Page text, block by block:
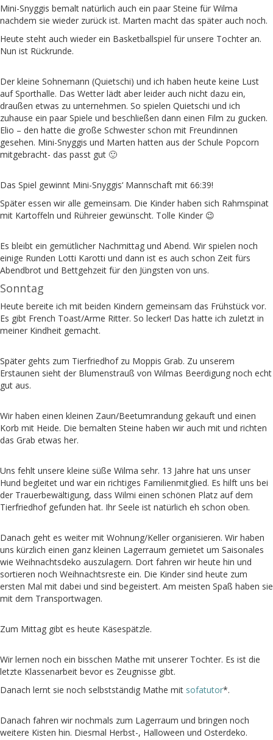
Mini-Snyggis bemalt natürlich auch ein paar Steine für Wilma
nachdem sie wieder zurück ist. Marten macht das später auch noch.
Heute steht auch wieder ein Basketballspiel für unsere Tochter an.
Nun ist Rückrunde.
Der kleine Sohnemann (Quietschi) und ich haben heute keine Lust
auf Sporthalle. Das Wetter lädt aber leider auch nicht dazu ein,
draußen etwas zu unternehmen. So spielen Quietschi und ich
zuhause ein paar Spiele und beschließen dann einen Film zu gucken.
Elio – den hatte die große Schwester schon mit Freundinnen
gesehen. Mini-Snyggis und Marten hatten aus der Schule Popcorn
mitgebracht- das passt gut 🙂
Das Spiel gewinnt Mini-Snyggis‘ Mannschaft mit 66:39!
Später essen wir alle gemeinsam. Die Kinder haben sich Rahmspinat
mit Kartoffeln und Rühreier gewünscht. Tolle Kinder 😉
Es bleibt ein gemütlicher Nachmittag und Abend. Wir spielen noch
einige Runden Lotti Karotti und dann ist es auch schon Zeit fürs
Abendbrot und Bettgehzeit für den Jüngsten von uns.
Sonntag
Heute bereite ich mit beiden Kindern gemeinsam das Frühstück vor.
Es gibt French Toast/Arme Ritter. So lecker! Das hatte ich zuletzt in
meiner Kindheit gemacht.
Später gehts zum Tierfriedhof zu Moppis Grab. Zu unserem
Erstaunen sieht der Blumenstrauß von Wilmas Beerdigung noch echt
gut aus.
Wir haben einen kleinen Zaun/Beetumrandung gekauft und einen
Korb mit Heide. Die bemalten Steine haben wir auch mit und richten
das Grab etwas her.
Uns fehlt unsere kleine süße Wilma sehr. 13 Jahre hat uns unser
Hund begleitet und war ein richtiges Familienmitglied. Es hilft uns bei
der Trauerbewältigung, dass Wilmi einen schönen Platz auf dem
Tierfriedhof gefunden hat. Ihr Seele ist natürlich eh schon oben.
Danach geht es weiter mit Wohnung/Keller organisieren. Wir haben
uns kürzlich einen ganz kleinen Lagerraum gemietet um Saisonales
wie Weihnachtsdeko auszulagern. Dort fahren wir heute hin und
sortieren noch Weihnachtsreste ein. Die Kinder sind heute zum
ersten Mal mit dabei und sind begeistert. Am meisten Spaß haben sie
mit dem Transportwagen.
Zum Mittag gibt es heute Käsespätzle.
Wir lernen noch ein bisschen Mathe mit unserer Tochter. Es ist die
letzte Klassenarbeit bevor es Zeugnisse gibt.
Danach lernt sie noch selbstständig Mathe mit sofatutor*.
Danach fahren wir nochmals zum Lagerraum und bringen noch
weitere Kisten hin. Diesmal Herbst-, Halloween und Osterdeko.